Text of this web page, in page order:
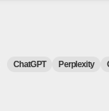
ChatGPT Perplexity